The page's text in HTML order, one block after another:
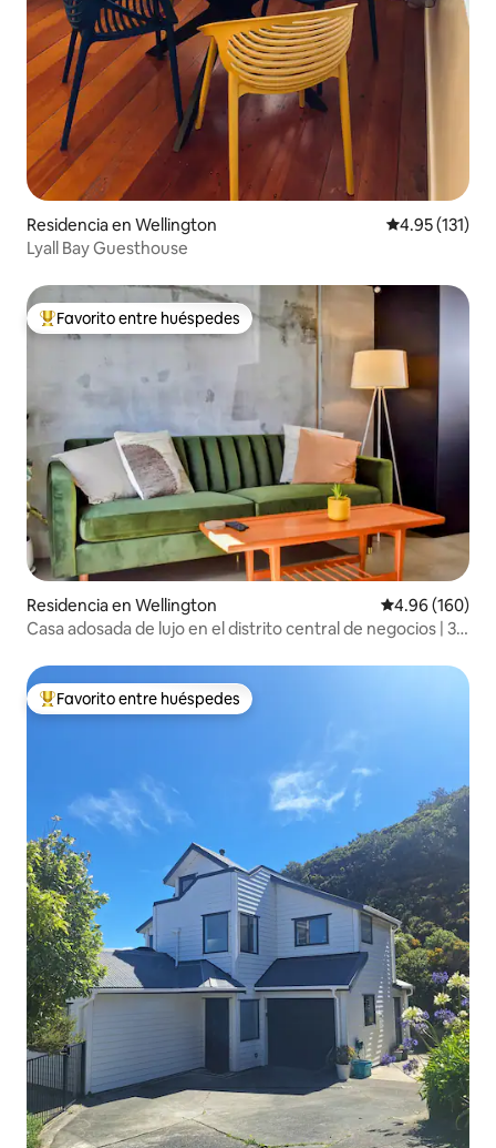
Residencia en Wellington Calificación
4.95 (131)
Lyall Bay Guesthouse
De los mejores en Favorito entre huéspedes
Favorito entre huéspedes
Residencia en Wellington Calificación
4.96 (160)
Casa adosada de lujo en el distrito central de negocios | 3
De los mejores en Favorito entre huéspedes
Favorito entre huéspedes